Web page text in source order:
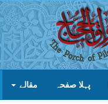
پہلا صفحہ مقالے